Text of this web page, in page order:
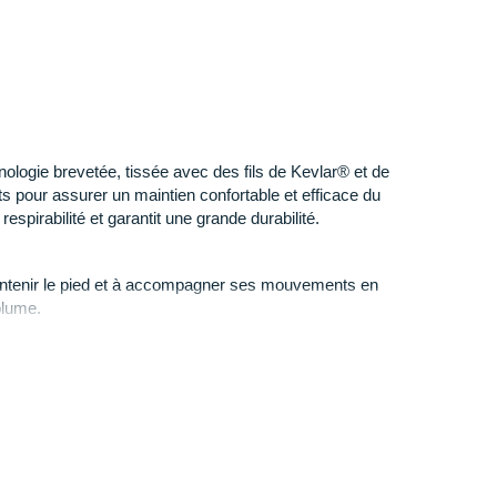
bon
version
soit sur les sols secs ou humides, elle assure une
puissantes. Un insert moulé est présent pour plus de
g en taille 40
brevetée, tissée avec des fils de Kevlar® et de
pour assurer un maintien confortable et efficace du
et garantit une grande durabilité.
le pied et à accompagner ses mouvements en
multitude de surfaces. Il offre une grande durabilité et